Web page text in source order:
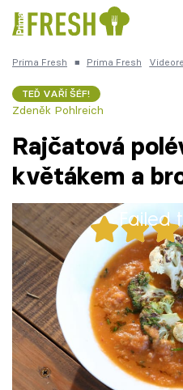
Česká kuchyně
Témata
Recepty
Články
TV Program
Škola vaření
Prima Fresh ■ Prima Fresh
TEĎ VAŘÍ ŠÉF!
Zdeněk Pohlreich
Rajčatová
květákem a
Failed
Zdeněk Pohlreich
polévku s grilovaným
přelitým speciálním